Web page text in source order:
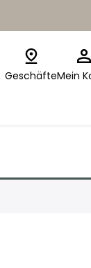
GeschäfteMein